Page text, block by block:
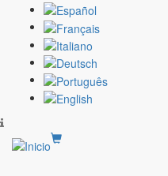
contenido
Tabla cantidad de gas aire
Términos y condiciones de
Preguntas frecuentes
Formación de los precios
Accessories
Otros